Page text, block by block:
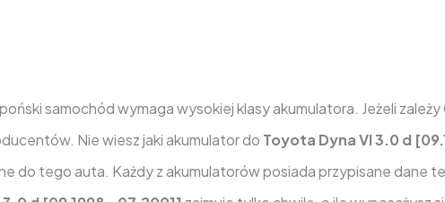
samochód wymaga wysokiej klasy akumulatora. Jeżeli
Nie wiesz jaki akumulator do Toyota Dyna VI 3.0 d
do tego auta. Każdy z akumulatorów posiada przypisane dane